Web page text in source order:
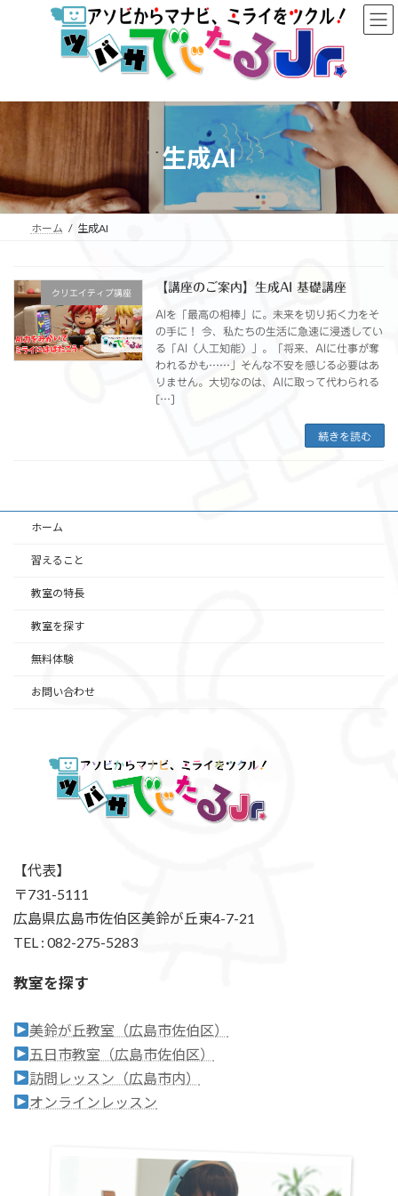
ス
キ
プ
ン
に
動
生成AI
ホーム 生成AI
クリエイティブ講座 【講座のご案内】生成AI 基礎講座
AIを「最高の相棒」に。未来を切り拓く力をそ
の手に！ 今、私たちの生活に急速に浸透してい
る「AI（人工知能）」。「将来、AIに仕事が奪
われるかも……」そんな不安を感じる必要はあ
りません。大切なのは、AIに取って代わられる
[…]
続きを読む
ホーム
習えること
教室の特長
教室を探す
無料体験
お問い合わせ
【代表】
〒731-5111
広島県広島市佐伯区美鈴が丘東4-7-21
TEL : 082-275-5283
教室を探す
美鈴が丘教室（広島市佐伯区）
五日市教室（広島市佐伯区）
訪問レッスン（広島市内）
オンラインレッスン